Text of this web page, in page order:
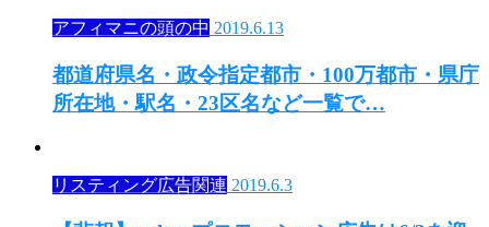
アフィマニの頭の中 2019.6.13
都道府県名・政令指定都市・100万都市・県庁
所在地・駅名・23区名など一覧で…
リスティング広告関連 2019.6.3